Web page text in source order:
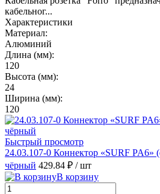
кабельног...
Характеристики
Материал:
Алюминий
Длина (мм):
120
Высота (мм):
24
Ширина (мм):
120
Быстрый просмотр
24.03.107-0 Коннектор «SURF PA6»
чёрный 429.84 ₽ / шт
В корзину